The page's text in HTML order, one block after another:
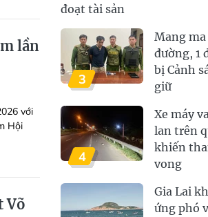
lần
với
Hội
Võ
đoạt tài sản
3
Mang
đường, 1
bị Cảnh
giữ
4
Xe máy
lan trên
khiến
vong
Gia Lai
ứng phó